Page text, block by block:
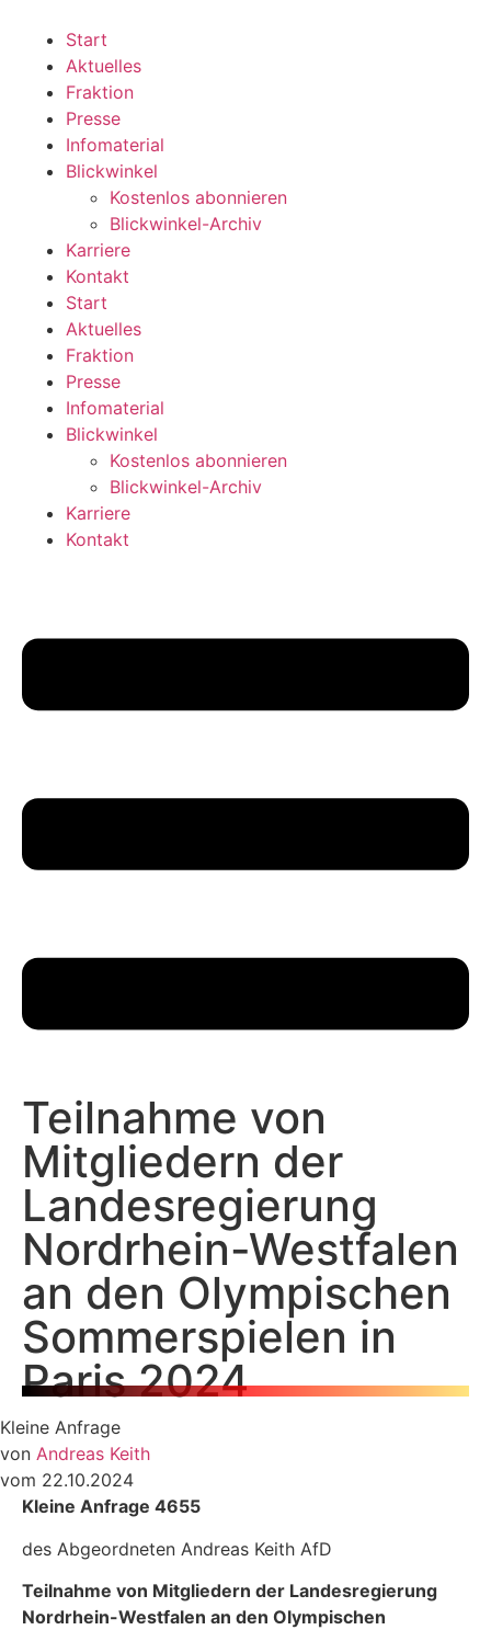
wechseln
Start
Aktuelles
Fraktion
Presse
Infomaterial
Blickwinkel
Kostenlos abonnieren
Blickwinkel-Archiv
Karriere
Kontakt
Start
Aktuelles
Fraktion
Presse
Infomaterial
Blickwinkel
Kostenlos abonnieren
Blickwinkel-Archiv
Karriere
Kontakt
Teilnahme von
Mitgliedern der
Landesregierung
Nordrhein-Westfalen
an den Olympischen
Sommerspielen in
Paris 2024
Kleine Anfrage
von Andreas Keith
vom 22.10.2024
Kleine Anfrage 4655
des Abgeordneten Andreas Keith AfD
Teilnahme von Mitgliedern der Landesregierung
Nordrhein-Westfalen an den Olympischen